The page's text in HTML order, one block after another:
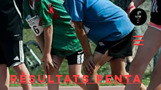
Résultats Penta